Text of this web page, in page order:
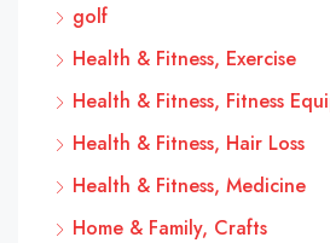
golf
Health & Fitness, Exercise
Health & Fitness, Fitness
Health & Fitness, Hair Loss
Health & Fitness, Medicine
Home & Family, Crafts